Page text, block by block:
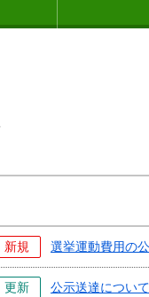
新規 選挙運動費用の
更新 公示送達について